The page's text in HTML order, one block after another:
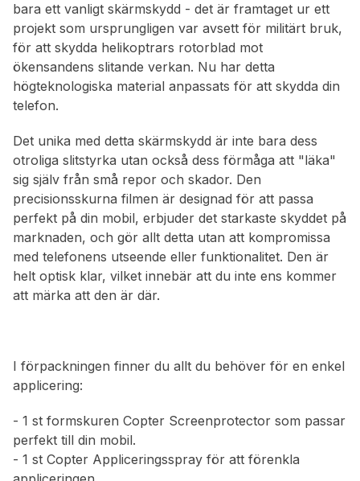
bara ett vanligt skärmskydd - det är framtaget ur ett
projekt som ursprungligen var avsett för militärt bruk,
för att skydda helikoptrars rotorblad mot
ökensandens slitande verkan. Nu har detta
högteknologiska material anpassats för att skydda din
telefon.
Det unika med detta skärmskydd är inte bara dess
otroliga slitstyrka utan också dess förmåga att "läka"
sig själv från små repor och skador. Den
precisionsskurna filmen är designad för att passa
perfekt på din mobil, erbjuder det starkaste skyddet på
marknaden, och gör allt detta utan att kompromissa
med telefonens utseende eller funktionalitet. Den är
helt optisk klar, vilket innebär att du inte ens kommer
att märka att den är där.
I förpackningen finner du allt du behöver för en enkel
applicering:
- 1 st formskuren Copter Screenprotector som passar
perfekt till din mobil.
- 1 st Copter Appliceringsspray för att förenkla